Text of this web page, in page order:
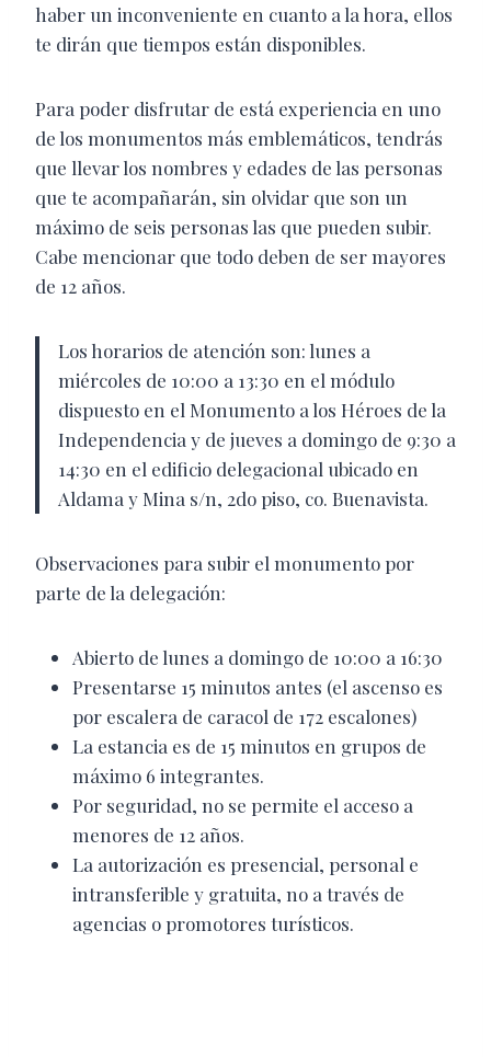
haber un inconveniente en cuanto a la hora, ellos
te dirán que tiempos están disponibles.
Para poder disfrutar de está experiencia en uno
de los monumentos más emblemáticos, tendrás
que llevar los nombres y edades de las personas
que te acompañarán, sin olvidar que son un
máximo de seis personas las que pueden subir.
Cabe mencionar que todo deben de ser mayores
de 12 años.
Los horarios de atención son: lunes a
miércoles de 10:00 a 13:30 en el módulo
dispuesto en el Monumento a los Héroes de la
Independencia y de jueves a domingo de 9:30 a
14:30 en el edificio delegacional ubicado en
Aldama y Mina s/n, 2do piso, co. Buenavista.
Observaciones para subir el monumento por
parte de la delegación:
Abierto de lunes a domingo de 10:00 a 16:30
Presentarse 15 minutos antes (el ascenso es
por escalera de caracol de 172 escalones)
La estancia es de 15 minutos en grupos de
máximo 6 integrantes.
Por seguridad, no se permite el acceso a
menores de 12 años.
La autorización es presencial, personal e
intransferible y gratuita, no a través de
agencias o promotores turísticos.